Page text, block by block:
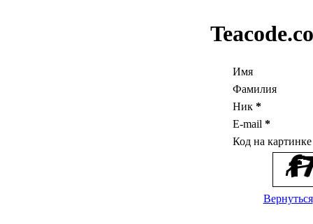
Имя
Фамилия
Ник *
E-mail *
Код на
Вернуться